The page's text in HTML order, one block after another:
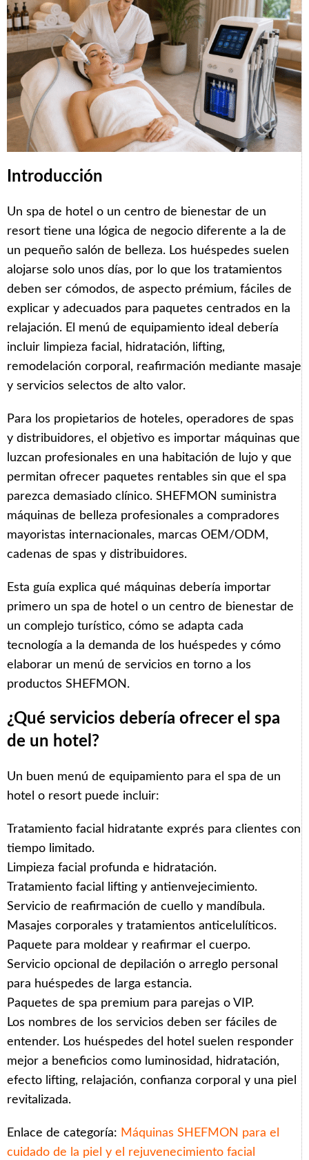
Introducción
Un spa de hotel o un centro de bienestar de un
resort tiene una lógica de negocio diferente a la de
un pequeño salón de belleza. Los huéspedes suelen
alojarse solo unos días, por lo que los tratamientos
deben ser cómodos, de aspecto prémium, fáciles de
explicar y adecuados para paquetes centrados en la
relajación. El menú de equipamiento ideal debería
incluir limpieza facial, hidratación, lifting,
remodelación corporal, reafirmación mediante masaje
y servicios selectos de alto valor.
Para los propietarios de hoteles, operadores de spas
y distribuidores, el objetivo es importar máquinas que
luzcan profesionales en una habitación de lujo y que
permitan ofrecer paquetes rentables sin que el spa
parezca demasiado clínico. SHEFMON suministra
máquinas de belleza profesionales a compradores
mayoristas internacionales, marcas OEM/ODM,
cadenas de spas y distribuidores.
Esta guía explica qué máquinas debería importar
primero un spa de hotel o un centro de bienestar de
un complejo turístico, cómo se adapta cada
tecnología a la demanda de los huéspedes y cómo
elaborar un menú de servicios en torno a los
productos SHEFMON.
¿Qué servicios debería ofrecer el spa
de un hotel?
Un buen menú de equipamiento para el spa de un
hotel o resort puede incluir:
Tratamiento facial hidratante exprés para clientes con
tiempo limitado.
Limpieza facial profunda e hidratación.
Tratamiento facial lifting y antienvejecimiento.
Servicio de reafirmación de cuello y mandíbula.
Masajes corporales y tratamientos anticelulíticos.
Paquete para moldear y reafirmar el cuerpo.
Servicio opcional de depilación o arreglo personal
para huéspedes de larga estancia.
Paquetes de spa premium para parejas o VIP.
Los nombres de los servicios deben ser fáciles de
entender. Los huéspedes del hotel suelen responder
mejor a beneficios como luminosidad, hidratación,
efecto lifting, relajación, confianza corporal y una piel
revitalizada.
Enlace de categoría: Máquinas SHEFMON para el
cuidado de la piel y el rejuvenecimiento facial